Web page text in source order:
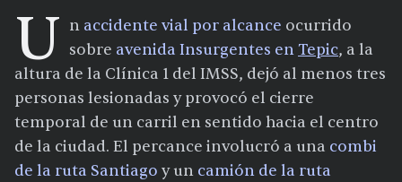
U n accidente vial por alcance ocurrido
sobre avenida Insurgentes enTepic, a la
altura de la Clínica 1 del IMSS, dejó al menos tres
personas lesionadas y provocó el cierre
temporal de un carril en sentido hacia el centro
de la ciudad. El percance involucró a una combi
de la ruta Santiago y un camión de la ruta